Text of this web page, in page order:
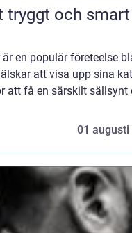
en populär företeelse
att visa upp sina
att få en särskilt sällsynt
01 augusti